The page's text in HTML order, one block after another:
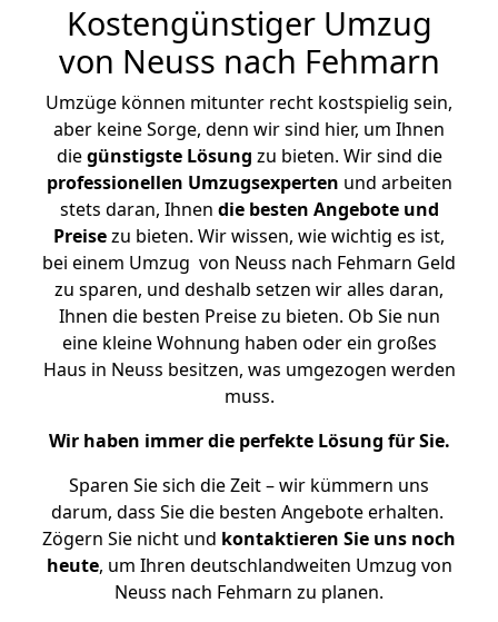
Kostengünstiger Umzug
von Neuss nach Fehmarn
Umzüge können mitunter recht kostspielig sein,
aber keine Sorge, denn wir sind hier, um Ihnen
diegünstigste Lösung zu bieten. Wir sind die
professionellen Umzugsexperten und arbeiten
stets daran, Ihnen die besten Angebote und
Preisezu bieten. Wir wissen, wie wichtig es ist,
bei einem Umzug von Neuss nach Fehmarn Geld
zu sparen, und deshalb setzen wir alles daran,
Ihnen die besten Preise zu bieten. Ob Sie nun
eine kleine Wohnung haben oder ein großes
Haus in Neuss besitzen, was umgezogen werden
muss.
Wir haben immer die perfekte Lösung für Sie.
Sparen Sie sich die Zeit – wir kümmern uns
darum, dass Sie die besten Angebote erhalten.
Zögern Sie nicht und kontaktieren Sie uns noch
heute, um Ihren deutschlandweiten Umzug von
Neuss nach Fehmarn zu planen.